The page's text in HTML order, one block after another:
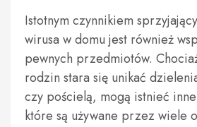
Istotnym czynnikiem
wirusa w domu jest również
pewnych przedmiotów.
rodzin stara się unikać
czy pościelą, mogą istnieć
które są używane przez wiele